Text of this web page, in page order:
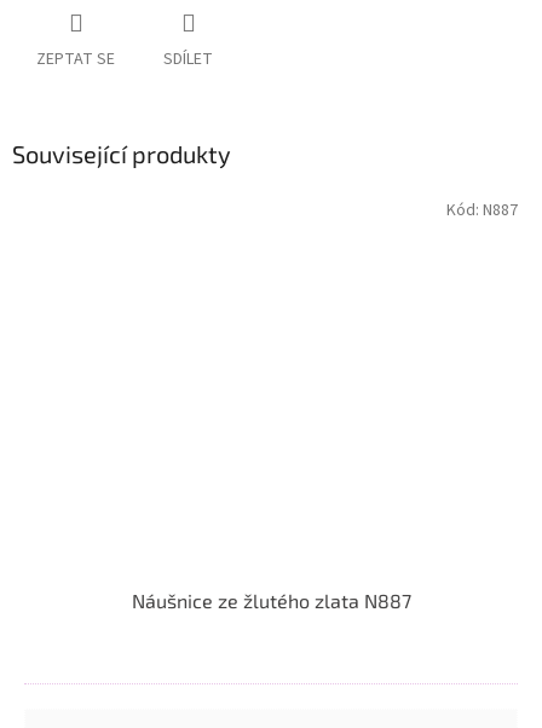
ZEPTAT SE SDÍLET
Související produkty
Náušnice ze žlutého zlata N887
Kód: N887